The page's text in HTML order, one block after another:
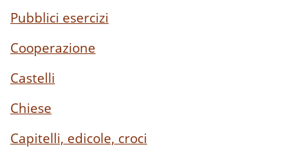
Pubblici esercizi
Cooperazione
Castelli
Chiese
Capitelli, edicole, croci